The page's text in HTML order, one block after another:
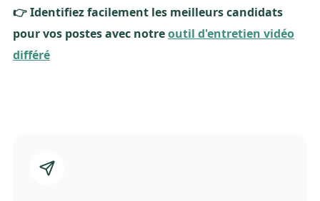
👉 Identifiez facilement les meilleurs candidats
pour vos postes avec notreoutil d'entretien vidéo
différé